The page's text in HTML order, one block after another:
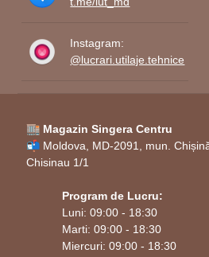
Instagram:
@lucrari.utilaje.tehnice
🏬 Magazin Singera Centru
📬 Moldova, MD-2091, mun.
Chisinau 1/1
Program de Lucru:
Luni: 09:00 - 18:30
Marti: 09:00 - 18:30
Miercuri: 09:00 - 18:30